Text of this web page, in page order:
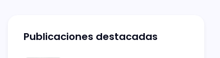
Publicaciones destacadas